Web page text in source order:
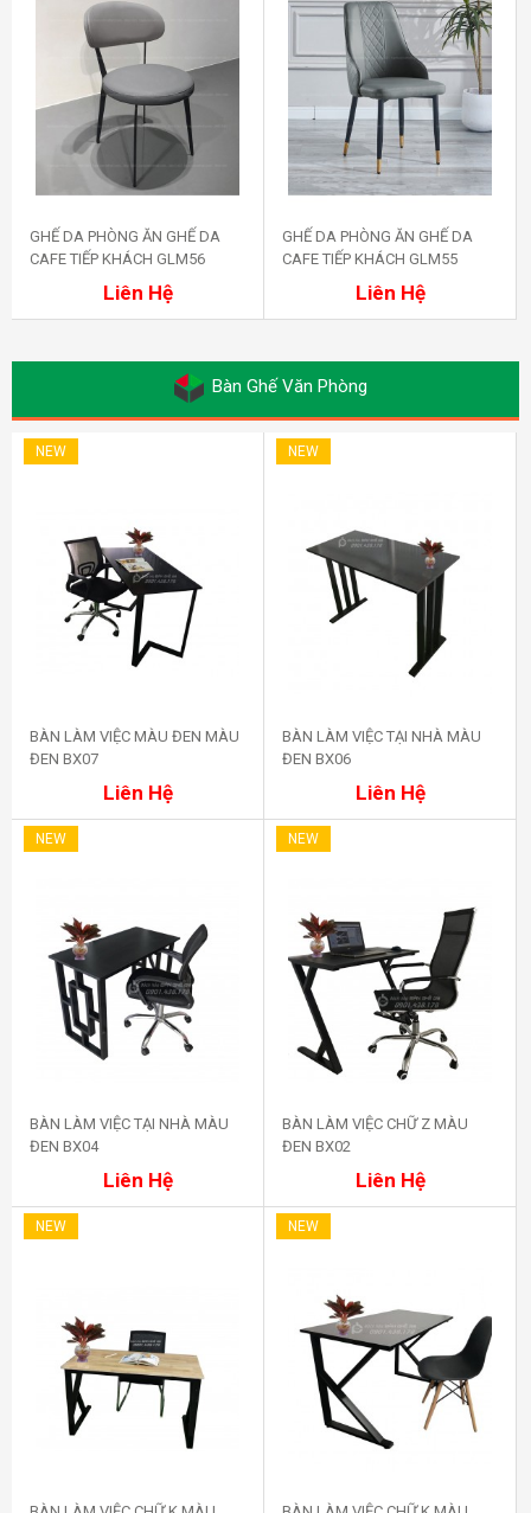
Mua ngay
GHẾ DA PHÒNG ĂN GHẾ DA
CAFE TIẾP KHÁCH GLM56
Liên Hệ
Mua ngay
GHẾ DA PHÒNG ĂN GHẾ DA
CAFE TIẾP KHÁCH GLM55
Liên Hệ
Bàn Ghế Văn Phòng
NEW
BÀN LÀM VIỆC MÀU ĐEN MÀU
ĐEN BX07
Liên Hệ
NEW
BÀN LÀM VIỆC TẠI NHÀ MÀU
ĐEN BX06
Liên Hệ
NEW
BÀN LÀM VIỆC TẠI NHÀ MÀU
ĐEN BX04
Liên Hệ
NEW
BÀN LÀM VIỆC CHỮ Z MÀU
ĐEN BX02
Liên Hệ
NEW NEW